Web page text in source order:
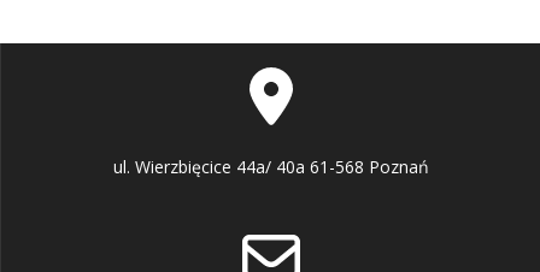
ul. Wierzbięcice 44a/ 40a 61-568 Poznań